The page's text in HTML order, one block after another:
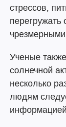
стрессов,
Ученые
солнечной
несколько
людям